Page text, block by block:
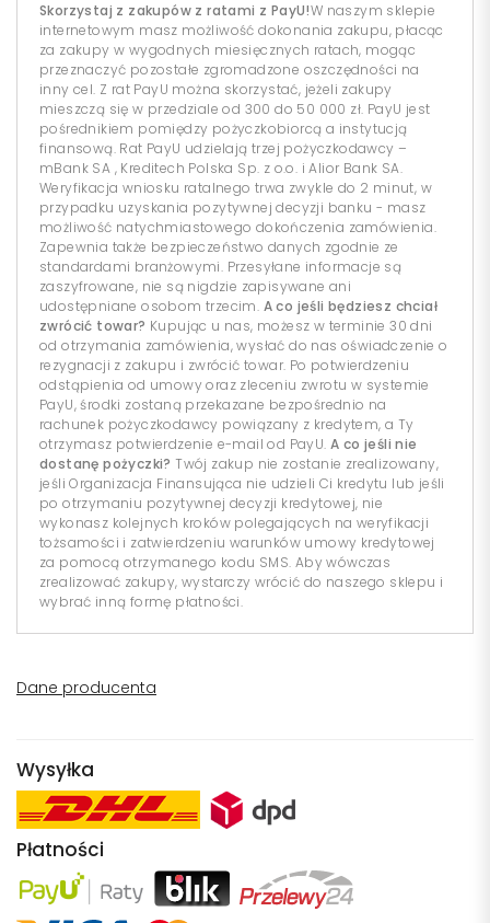
Skorzystaj z zakupów z ratami z PayU!W naszym sklepie
internetowym masz możliwość dokonania zakupu, płacąc
za zakupy w wygodnych miesięcznych ratach, mogąc
przeznaczyć pozostałe zgromadzone oszczędności na
inny cel. Z rat PayU można skorzystać, jeżeli zakupy
mieszczą się w przedziale od 300 do 50 000 zł. PayU jest
pośrednikiem pomiędzy pożyczkobiorcą a instytucją
finansową. Rat PayU udzielają trzej pożyczkodawcy –
mBank SA , Kreditech Polska Sp. z o.o. i Alior Bank SA.
Weryfikacja wniosku ratalnego trwa zwykle do 2 minut, w
przypadku uzyskania pozytywnej decyzji banku - masz
możliwość natychmiastowego dokończenia zamówienia.
Zapewnia także bezpieczeństwo danych zgodnie ze
standardami branżowymi. Przesyłane informacje są
zaszyfrowane, nie są nigdzie zapisywane ani
udostępniane osobom trzecim. A co jeśli będziesz chciał
zwrócić towar? Kupując u nas, możesz w terminie 30 dni
od otrzymania zamówienia, wysłać do nas oświadczenie o
rezygnacji z zakupu i zwrócić towar. Po potwierdzeniu
odstąpienia od umowy oraz zleceniu zwrotu w systemie
PayU, środki zostaną przekazane bezpośrednio na
rachunek pożyczkodawcy powiązany z kredytem, a Ty
otrzymasz potwierdzenie e-mail od PayU. A co jeśli nie
dostanę pożyczki? Twój zakup nie zostanie zrealizowany,
jeśli Organizacja Finansująca nie udzieli Ci kredytu lub jeśli
po otrzymaniu pozytywnej decyzji kredytowej, nie
wykonasz kolejnych kroków polegających na weryfikacji
tożsamości i zatwierdzeniu warunków umowy kredytowej
za pomocą otrzymanego kodu SMS. Aby wówczas
zrealizować zakupy, wystarczy wrócić do naszego sklepu i
wybrać inną formę płatności.
Dane producenta
Wysyłka
Płatności